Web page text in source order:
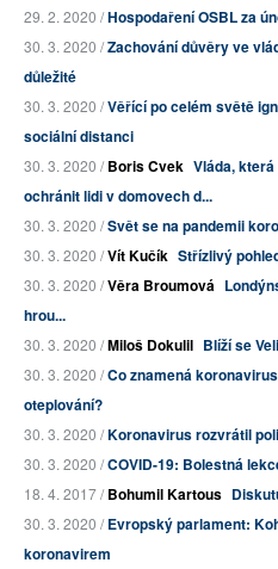
29. 2. 2020 /Hospodaření OSBL za
30. 3. 2020 /Zachování důvěry ve
důležité
30. 3. 2020 /Věřící po celém světě
sociální distanci
30. 3. 2020 /Boris Cvek Vláda,
ochránit lidi v domovech d...
30. 3. 2020 /Svět se na pandemii
30. 3. 2020 /Vít Kučík Střízlivý
30. 3. 2020 /Věra Broumová
hrou...
30. 3. 2020 /Miloš Dokulil Blíží se
30. 3. 2020 /Co znamená
oteplování?
30. 3. 2020 /Koronavirus rozvrátil
30. 3. 2020 /COVID-19: Bolestná
18. 4. 2017 /Bohumil Kartous
30. 3. 2020 /Evropský parlament:
koronavirem